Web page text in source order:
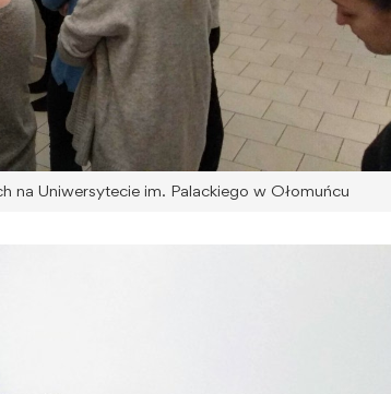
na Uniwersytecie im. Palackiego w Ołomuńcu